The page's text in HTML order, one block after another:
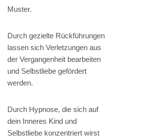
Muster.
Durch gezielte Rückführungen
lassen sich Verletzungen aus
der Vergangenheit bearbeiten
und Selbstliebe gefördert
werden.
Durch Hypnose, die sich auf
dein Inneres Kind und
Selbstliebe konzentriert wirst